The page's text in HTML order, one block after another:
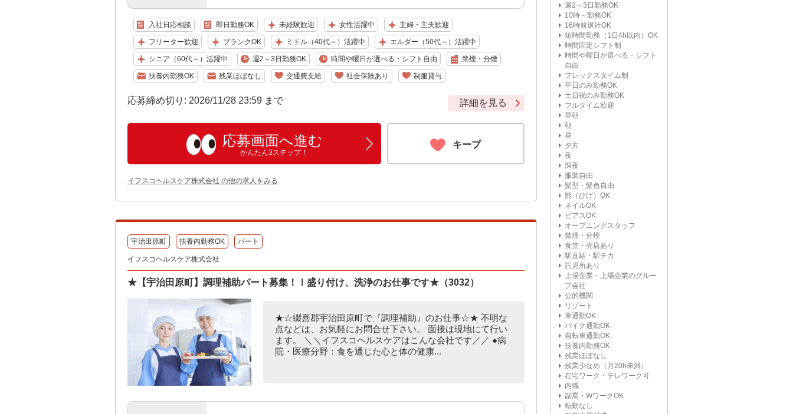
入社日応相談 即日勤務OK 未経験歓迎 女性活躍中 主婦・主夫歓迎
フリーター歓迎 ブランクOK ミドル（40代～）活躍中 エルダー（50代～）活躍中
シニア（60代～）活躍中 週2～3日勤務OK 時間や曜日が選べる・シフト自由 禁煙・分煙
扶養内勤務OK 残業ほぼなし 交通費支給 社会保険あり 制服貸与
応募締め切り: 2026/11/28 23:59 まで 詳細を見る
応募画面へ進む
かんたん3ステップ！
キープ
イフスコヘルスケア株式会社 の他の求人をみる
宇治田原町 扶養内勤務OK パート
イフスコヘルスケア株式会社
★【宇治田原町】調理補助パート募集！！盛り付け、洗浄のお仕事です★（3032）
★☆綴喜郡宇治田原町で『調理補助』のお仕事☆★ 不明な
点などは、お気軽にお問合せ下さい。 面接は現地にて行い
ます。 ＼＼イフスコヘルスケアはこんな会社です／／ ●病
院・医療分野：食を通じた心と体の健康...
週2～3日勤務OK
10時～勤務OK
16時前退社OK
短時間勤務（1日4h以内）OK
時間固定シフト制
時間や曜日が選べる・シフト
自由
フレックスタイム制
平日のみ勤務OK
土日祝のみ勤務OK
フルタイム歓迎
早朝
朝
昼
夕方
夜
深夜
服装自由
髪型・髪色自由
髭（ひげ）OK
ネイルOK
ピアスOK
オープニングスタッフ
禁煙・分煙
食堂・売店あり
駅直結・駅チカ
託児所あり
上場企業・上場企業のグルー
プ会社
公的機関
リゾート
車通勤OK
バイク通勤OK
自転車通勤OK
扶養内勤務OK
残業ほぼなし
残業少なめ（月20h未満）
在宅ワーク・テレワーク可
内職
副業・WワークOK
転勤なし